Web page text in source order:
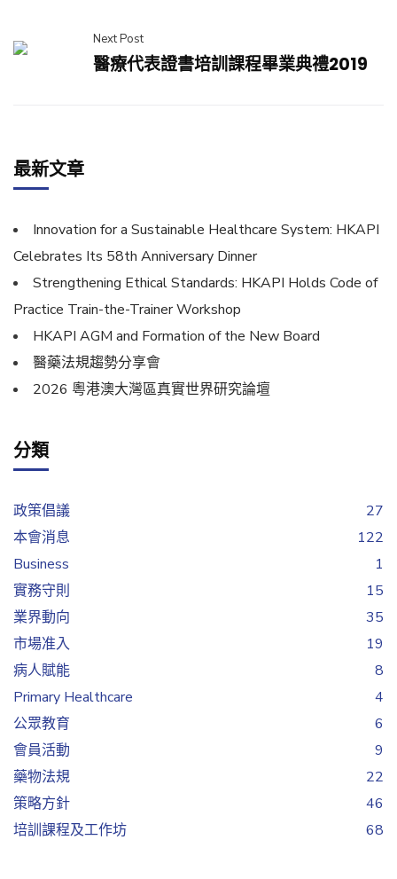
Next Post
醫療代表證書培訓課程畢業典禮2019
最新文章
Innovation for a Sustainable Healthcare System: HKAPI
Celebrates Its 58th Anniversary Dinner
Strengthening Ethical Standards: HKAPI Holds Code of
Practice Train-the-Trainer Workshop
HKAPI AGM and Formation of the New Board
醫藥法規趨勢分享會
2026 粵港澳大灣區真實世界研究論壇
分類
政策倡議
27
本會消息
122
Business
1
實務守則
15
業界動向
35
市場准入
19
病人賦能
8
Primary Healthcare
4
公眾教育
6
會員活動
9
藥物法規
22
策略方針
46
培訓課程及工作坊
68